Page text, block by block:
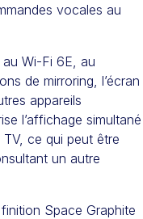
vocales au
Wi-Fi 6E, au
de mirroring, l’écran
appareils
l’affichage simultané
ce qui peut être
un autre
Space Graphite